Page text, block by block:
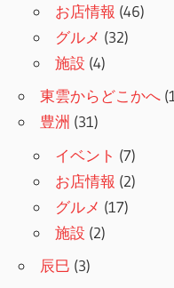
お店情報 (46)
グルメ (32)
施設 (4)
東雲からどこかへ
豊洲 (31)
イベント (7)
お店情報 (2)
グルメ (17)
施設 (2)
辰巳 (3)